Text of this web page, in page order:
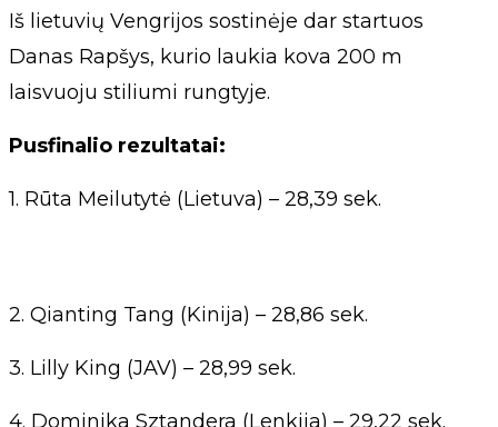
Iš lietuvių Vengrijos sostinėje dar startuos
Danas Rapšys, kurio laukia kova 200 m
laisvuoju stiliumi rungtyje.
Pusfinalio rezultatai:
1. Rūta Meilutytė (Lietuva) – 28,39 sek.
2. Qianting Tang (Kinija) – 28,86 sek.
3. Lilly King (JAV) – 28,99 sek.
4. Dominika Sztandera (Lenkija) – 29,22 sek.